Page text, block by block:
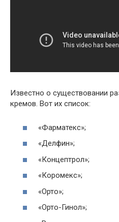
Известно о существовании
кремов. Вот их список:
«Фарматекс»;
«Делфин»;
«Концептрол»;
«Коромекс»;
«Орто»;
«Орто-Гинол»;